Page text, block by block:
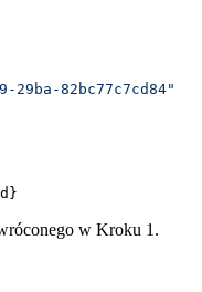
29ba-82bc77c7cd84"
w Kroku 1.